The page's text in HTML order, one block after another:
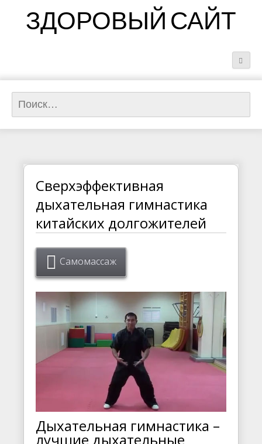
ЗДОРОВЫЙ САЙТ
Найти:
Сверхэффективная
дыхательная гимнастика
китайских долгожителей
Самомассаж
Дыхательная гимнастика –
лучшие дыхательные